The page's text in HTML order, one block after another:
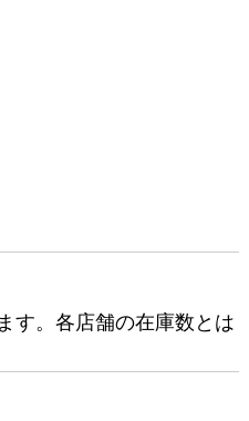
す。各店舗の在庫数とは